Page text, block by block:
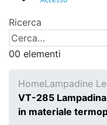
Ricerca
00 elementi
HomeLampadine
VT-285
in materiale